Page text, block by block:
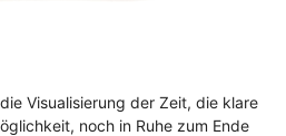
Visualisierung der Zeit, die klare
noch in Ruhe zum Ende